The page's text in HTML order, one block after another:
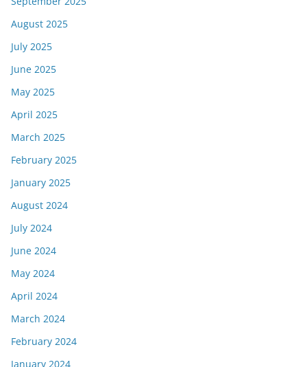
August 2025
July 2025
June 2025
May 2025
April 2025
March 2025
February 2025
January 2025
August 2024
July 2024
June 2024
May 2024
April 2024
March 2024
February 2024
January 2024